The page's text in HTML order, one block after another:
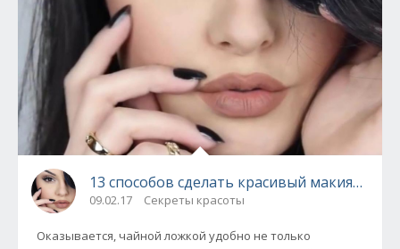
13 способов сделать красивый макияж с
09.02.17 Секреты красоты
Оказывается, чайной ложкой удобно не только